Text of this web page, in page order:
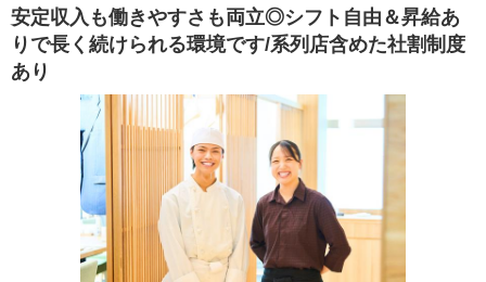
安定収入も働きやすさも両立◎シフト自由＆昇給あ
りで長く続けられる環境です/系列店含めた社割制度
あり